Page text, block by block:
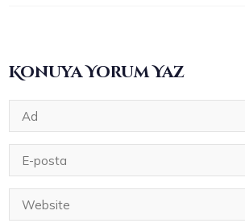
Konuya Yorum Yaz